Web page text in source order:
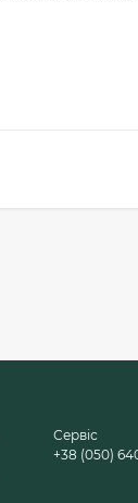
Сервіс
+38 (050)